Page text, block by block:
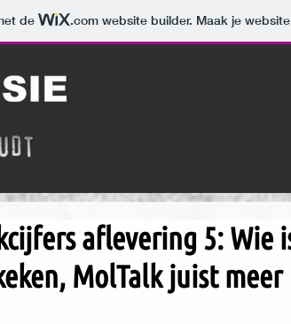
de .com website builder. Maak je
aflevering 5: Wie
MolTalk juist meer